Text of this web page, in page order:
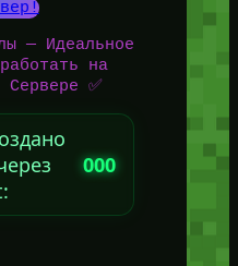
— Идеальное
на
Сервере ✅
000